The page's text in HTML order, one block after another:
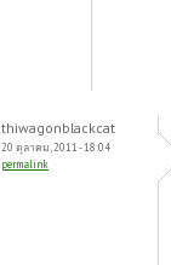
thiwagonblackcat
20 ตุลาคม, 2011 - 18:04
permalink